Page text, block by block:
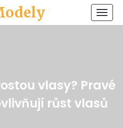
vlasy? Pravé
růst vlasů